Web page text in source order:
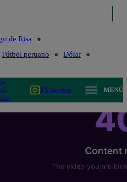
de Risa
Fútbol peruano
Dólar
TV en vivo MENÚ